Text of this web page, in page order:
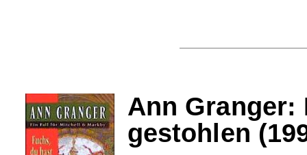
Ann Granger:
gestohlen